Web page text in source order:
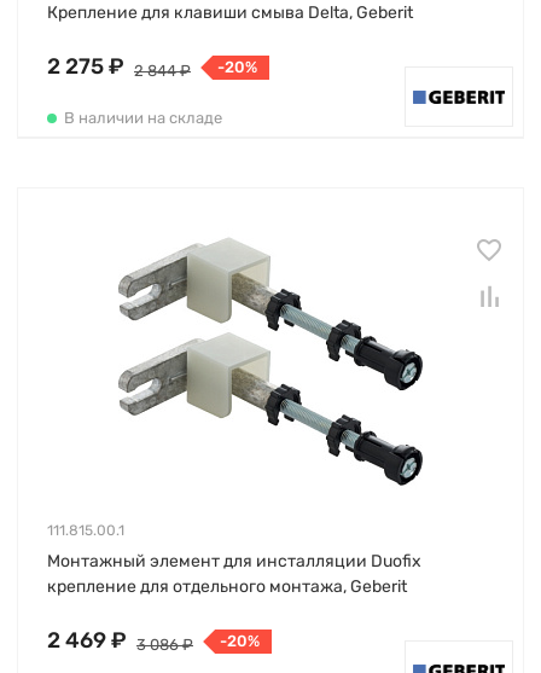
Крепление для клавиши смыва Delta, Geberit
2 275 ₽ 2 844 ₽ -20%
В наличии на складе
111.815.00.1
Монтажный элемент для инсталляции Duofix
крепление для отдельного монтажа, Geberit
2 469 ₽ 3 086 ₽ -20%